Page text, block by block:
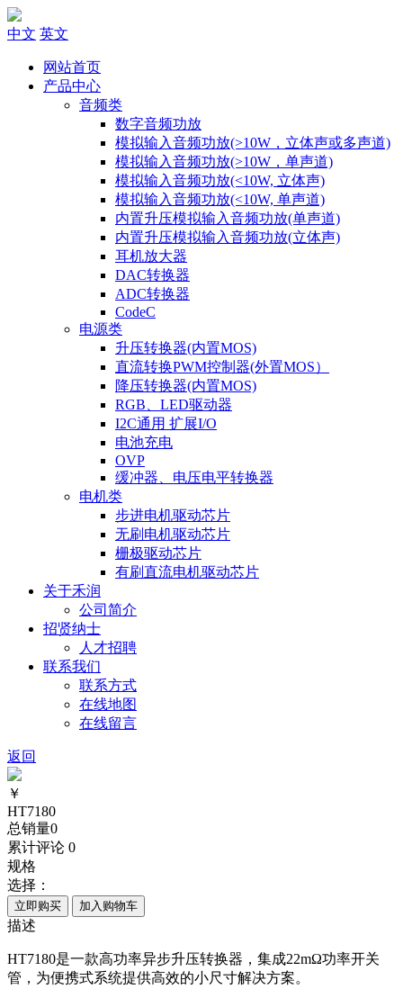
中文 英文
网站首页
产品中心
音频类
数字音频功放
模拟输入音频功放(>10W，立体声或多声道)
模拟输入音频功放(>10W，单声道)
模拟输入音频功放(<10W, 立体声)
模拟输入音频功放(<10W, 单声道)
内置升压模拟输入音频功放(单声道)
内置升压模拟输入音频功放(立体声)
耳机放大器
DAC转换器
ADC转换器
CodeC
电源类
升压转换器(内置MOS)
直流转换PWM控制器(外置MOS）
降压转换器(内置MOS)
RGB、LED驱动器
I2C通用 扩展I/O
电池充电
OVP
缓冲器、电压电平转换器
电机类
步进电机驱动芯片
无刷电机驱动芯片
栅极驱动芯片
有刷直流电机驱动芯片
关于禾润
公司简介
招贤纳士
人才招聘
联系我们
联系方式
在线地图
在线留言
返回
￥
HT7180
总销量0
累计评论 0
规格
选择：
立即购买 加入购物车
描述
HT7180是一款高功率异步升压转换器，集成22mΩ功率开关
管，为便携式系统提供高效的小尺寸解决方案。